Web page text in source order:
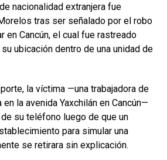
nacionalidad extranjera fue
tras ser señalado por el robo
en Cancún, el cual fue rastreado
ubicación dentro de una unidad de
la víctima —una trabajadora de
la avenida Yaxchilán en Cancún—
su teléfono luego de que un
para simular una
se retirara sin explicación.